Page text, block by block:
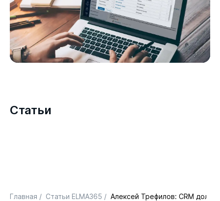
Статьи
Главная / Статьи ELMA365 / Алексей Трефилов: CRM